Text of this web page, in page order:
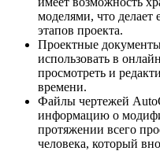
моделями, что
этапов проекта.
Проектные
использовать в
просмотреть и
времени.
Файлы чертежей
информацию о
протяжении всего
человека, который